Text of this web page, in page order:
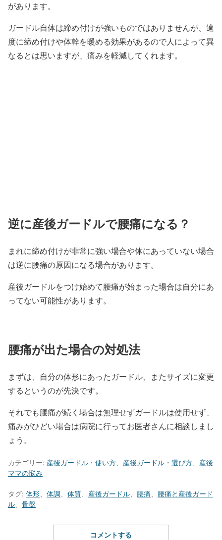
があります。
ガードル自体は締め付けが強いものではありませんが、適
度に締め付けや体幹を暖める効果があるので人によって異
なるとは思いますが、痛みを軽減してくれます。
逆に産後ガードルで腰痛になる？
まれに締め付けが非常に強い場合や体にあっていない場合
は逆に腰痛の原因になる場合があります。
産後ガードルをつけ始めて腰痛が始まった場合は自分にあ
ってない可能性があります。
腰痛が出た場合の対処法
まずは、自分の体形にあったガードル、またサイズに変更
するというのが先決です。
それでも腰痛が続く場合は無理せずガードルは使用せず、
痛みがひどい場合は病院に行ってお医者さんに相談しまし
ょう。
カテゴリー: 産後ガードル・使い方 産後ガードル・選び方
産後
ママの悩み
タグ: 体形 体調 体質 産後ガードル 腰痛
腰痛と産後ガード
ル
骨盤
コメントする